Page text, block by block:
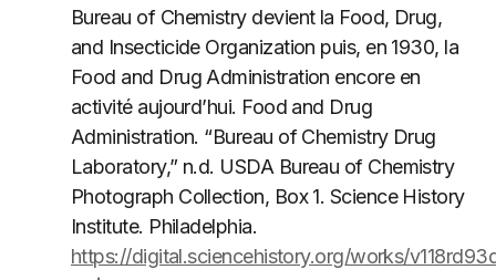
Bureau of Chemistry devient la Food, Drug,
and Insecticide Organization puis, en 1930, la
Food and Drug Administration encore en
activité aujourd’hui. Food and Drug
Administration. “Bureau of Chemistry Drug
Laboratory,” n.d. USDA Bureau of Chemistry
Photograph Collection, Box 1. Science History
Institute. Philadelphia.
https://digital.sciencehistory.org/works/